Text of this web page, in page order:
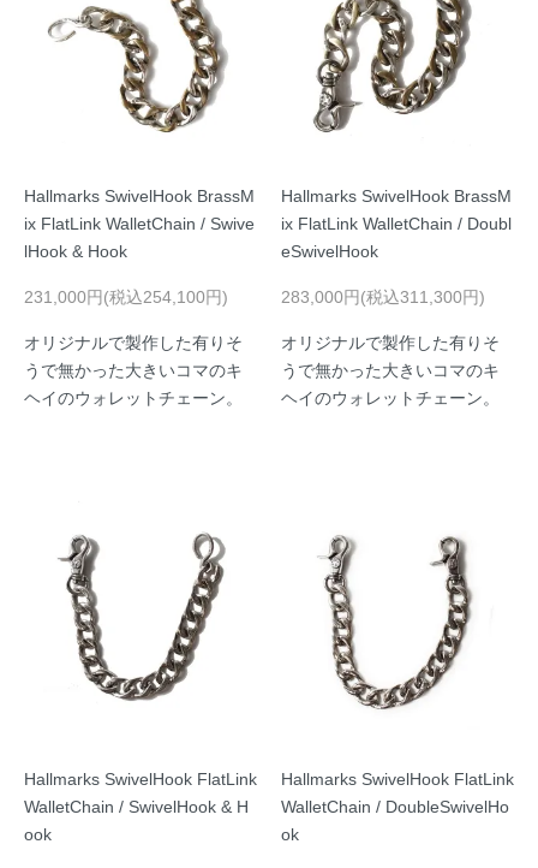
Hallmarks SwivelHook BrassM
ix FlatLink WalletChain / Swive
lHook & Hook
231,000円(税込254,100円)
オリジナルで製作した有りそ
うで無かった大きいコマのキ
ヘイのウォレットチェーン。
Hallmarks SwivelHook BrassM
ix FlatLink WalletChain / Doubl
eSwivelHook
283,000円(税込311,300円)
オリジナルで製作した有りそ
うで無かった大きいコマのキ
ヘイのウォレットチェーン。
Hallmarks SwivelHook FlatLink
WalletChain / SwivelHook & H
ook
Hallmarks SwivelHook FlatLink
WalletChain / DoubleSwivelHo
ok